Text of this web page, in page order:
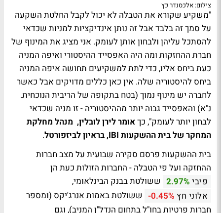
צילום: אלכסנדר כץ
"משקיע שקורא את הטבלה לא יכול לקבל החלטת השקעה
על סמך זה בלבד אבל זה נותן אינדיקציות למניות שכדאי
להסתכל עליהן ולבחון אותן לעומק. אני מציג את המינוף של
חברת ההחזקות ומה היה האפסייד ההיסטורי ואיפה המניה
כעת ביחס אליו, כדי לתת למשקיעים תחושה איפה המניה
ביחס להיסטוריה שלה. אין כאן כללים מדויקים אבל כאשר
לחברה יש מינוף נמוך (בטח בתקופה של הריבית הנוכחית.
נ"א) והאפסייד גבוה יותר מההיסטוריה - זו מניה שכדאי
לבחון יותר לעומק", כךאומר לירן לובלין, מנהל מחלקת
המחקר של בית ההשקעות IBI, בראיון לביזפורטל
.
בית ההשקעות פרסם סקירה שבועית על מצב חברות
ההחזקה ועל פי הטבלה - החברות הזולות כעת הן
פיבי 2.97% ששולטת בבנק הבינלאומי,
אלוני חץ -0.45% ששולטת באמות אנרג'יקס (ומספר
חברות פרטיות בחו"ל בתחום הנדל"ן המניב), וגם